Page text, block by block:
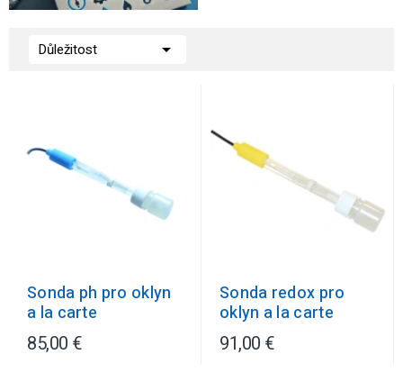
Důležitost 
Sonda ph pro oklyn
a la carte
85,00 €
Sonda redox pro
oklyn a la carte
91,00 €